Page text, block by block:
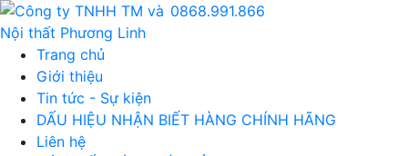
0868.991.866
Trang chủ
Giới thiệu
Tin tức - Sự kiện
DẤU HIỆU NHẬN BIẾT HÀNG CHÍNH HÃNG
Liên hệ